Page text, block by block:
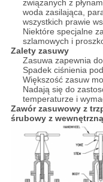
związanych z
woda zasilająca,
wszystkich prawie
Niektóre specjalne
szlamowych i
Zalety zasuwy
Zasuwa zapewnia
Spadek ciśnienia
Większość zasuw
Nadają się do
temperaturze i
Zawór zasuwowy z
śrubowy z